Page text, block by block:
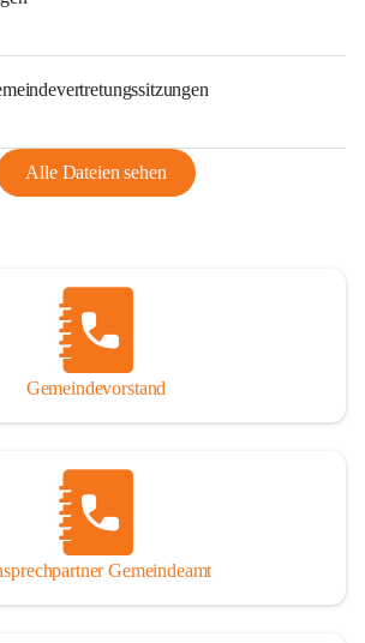
Alle Dateien sehen
Gemeindevorstand
Gemeindeamt